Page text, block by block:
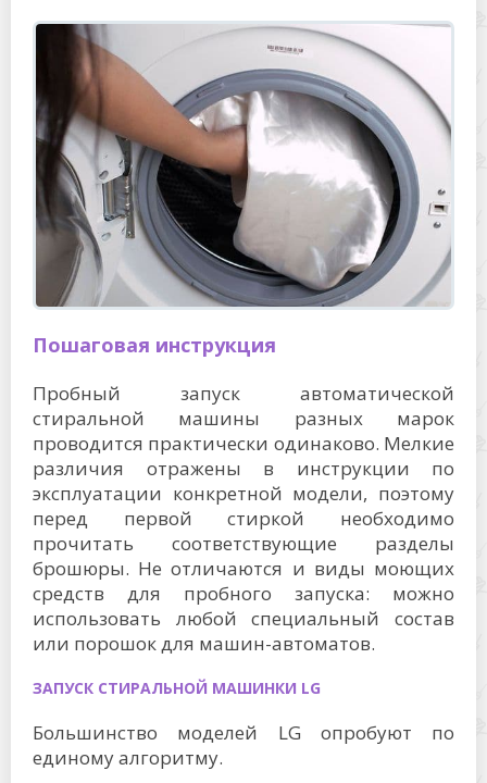
Пошаговая инструкция
Пробный запуск автоматической
стиральной машины разных марок
проводится практически одинаково. Мелкие
различия отражены в инструкции по
эксплуатации конкретной модели, поэтому
перед первой стиркой необходимо
прочитать соответствующие разделы
брошюры. Не отличаются и виды моющих
средств для пробного запуска: можно
использовать любой специальный состав
или порошок для машин-автоматов.
ЗАПУСК СТИРАЛЬНОЙ МАШИНКИ LG
Большинство моделей LG опробуют по
единому алгоритму.